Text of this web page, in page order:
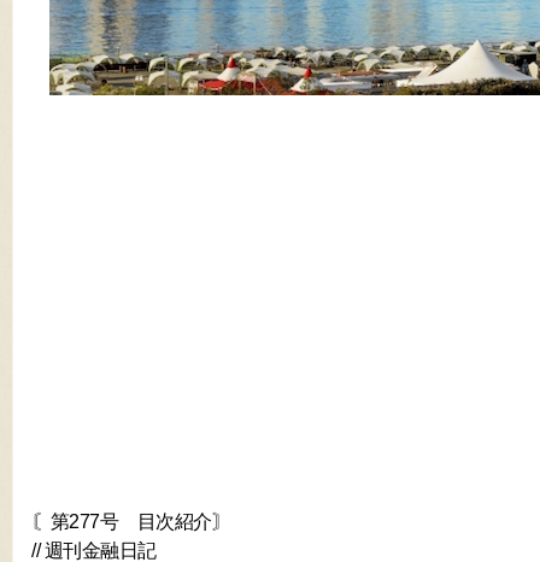
〘第277号 目次紹介〙
// 週刊金融日記